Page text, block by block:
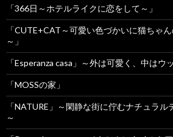
「366日～ホテルライクに恋をして～」
「CUTE+CAT～可愛い色づかいに猫ちゃ
～」
「Esperanza casa」～外は可愛く、中はウ
「MOSSの家」
「NATURE」～閑静な街に佇むナチュラ
～